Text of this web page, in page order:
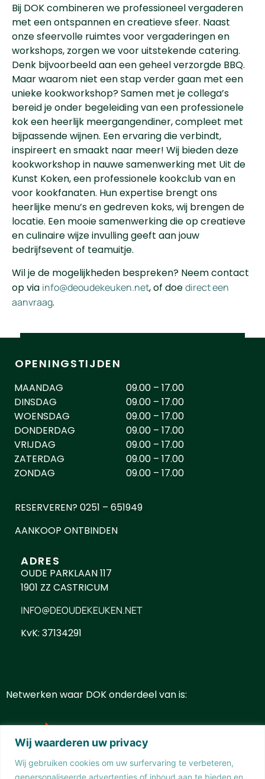
Wij waarderen uw privacy
Wij gebruiken cookies om uw surfervaring te verbeteren,
gepersonaliseerde advertenties of inhoud aan te bieden en
Bij DOK combineren we professioneel vergaderen
met een ontspannen en creatieve sfeer. Naast
onze sfeervolle ruimtes voor vergaderingen en
workshops, zorgen we voor uitstekende catering.
Denk bijvoorbeeld aan een geheel verzorgde BBQ.
Maar waarom niet een stap verder gaan met een
unieke kookworkshop? Samen met je collega’s
bereid je onder begeleiding van een professionele
kok een heerlijk meergangendiner, compleet met
bijpassende wijnen. Een ervaring die verbindt,
inspireert en smaakt naar meer! Wij bieden deze
kookworkshop in nauwe samenwerking met Uit de
Kunst Koken, een professionele kookclub van en
voor kookfanaten. Hun expertise brengt ons
heerlijke menu’s en gedreven koks, wij brengen de
locatie. Een mooie samenwerking die op creatieve
en culinaire wijze invulling geeft aan jouw
bedrijfsevent of teamuitje.
Wil je de mogelijkheden bespreken? Neem contact
op via info@deoudekeuken.net, of doedirect een
aanvraag.
OPENINGSTIJDEN
MAANDAG
DINSDAG
WOENSDAG
DONDERDAG
VRIJDAG
ZATERDAG
ZONDAG
09.00 – 17.00
09.00 – 17.00
09.00 – 17.00
09.00 – 17.00
09.00 – 17.00
09.00 – 17.00
09.00 – 17.00
RESERVEREN? 0251 – 651949
AANKOOP ONTBINDEN
ADRES
OUDE PARKLAAN 117
1901 ZZ CASTRICUM
INFO@DEOUDEKEUKEN.NET
KvK: 37134291
Netwerken waar DOK onderdeel van is: